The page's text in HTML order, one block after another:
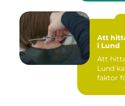
Att
i Lund
Att
Lund
faktor